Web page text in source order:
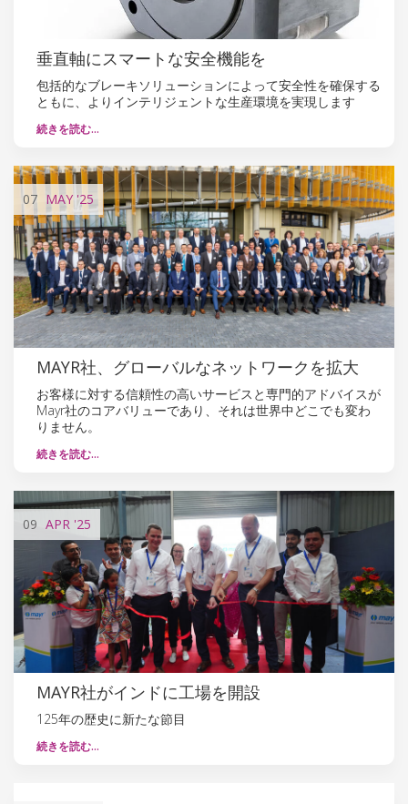
垂直軸にスマートな安全機能を
包括的なブレーキソリューションによって安全性を確保する
ともに、よりインテリジェントな生産環境を実現します
続きを読む…
07 MAY '25
MAYR社、グローバルなネットワークを拡大
お客様に対する信頼性の高いサービスと専門的アドバイスが
Mayr社のコアバリューであり、それは世界中どこでも変わ
りません。
続きを読む…
09 APR '25
MAYR社がインドに工場を開設
125年の歴史に新たな節目
続きを読む…